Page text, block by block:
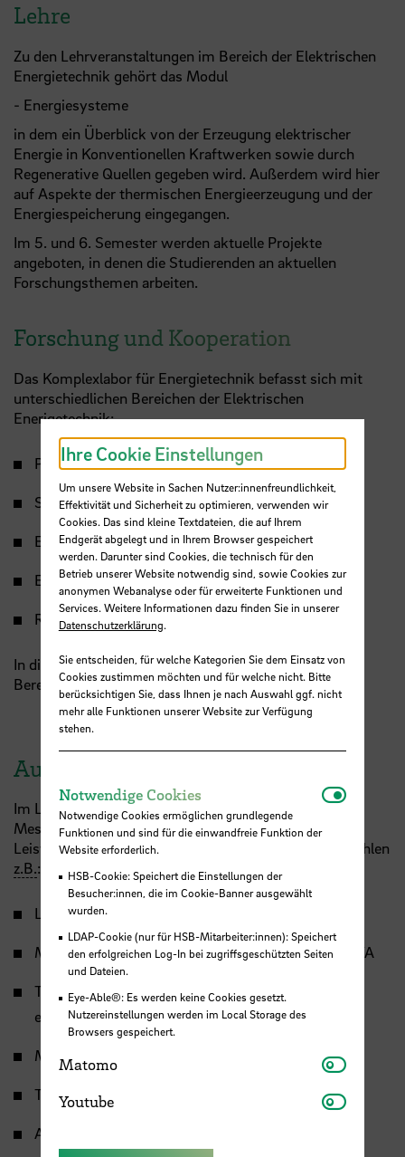
Lehre
Zu den Lehrveranstaltungen im Bereich der Elektrischen
Energietechnik gehört das Modul
- Energiesysteme
in dem ein Überblick von der Erzeugung elektrischer
Energie in Konventionellen Kraftwerken sowie durch
Regenerative Quellen gegeben wird. Außerdem wird hier
auf Aspekte der thermischen Energieerzeugung und der
Energiespeicherung eingegangen.
Im 5. und 6. Semester werden aktuelle Projekte
angeboten, in denen die Studierenden an aktuellen
Forschungsthemen arbeiten.
Forschung und Kooperation
Das Komplexlabor für Energietechnik befasst sich mit
unterschiedlichen Bereichen der Elektrischen
Enerigetechnik:
Photovoltaik
Solarthermie
Elektrische Energiespeicher
Energieumwandlung
Regenerative Energien
In diesen Bereichen finden auch laufend Aktivitäten im
Bereich Forschung und Entwicklung statt.
Ausstattung
Im Labor für Elektrische Energietechnik können
Messungen und Untersuchungen in vielen
Leistungsbereichen durchgeführt werden. Darunter zählen
z.B.:
Langzeit-Energiemessung bis zu 1 MVA Leistung
Messung Schein-, Wirk- und Blindleistung bis 1MVA
Transiente Strom- und Spannungsmessung bis zu
einer Grenzfrequenz von 200 kHz
Magnetfeld-Messungen
Thermografie-Aufnahmen
Auslegung und Dimensionierung von Speichern
Ihre Cookie Einstellungen
Um unsere Website in Sachen Nutzer:innenfreundlichkeit,
Effektivität und Sicherheit zu optimieren, verwenden wir
Cookies. Das sind kleine Textdateien, die auf Ihrem
Endgerät abgelegt und in Ihrem Browser gespeichert
werden. Darunter sind Cookies, die technisch für den
Betrieb unserer Website notwendig sind, sowie Cookies zur
anonymen Webanalyse oder für erweiterte Funktionen und
Services. Weitere Informationen dazu finden Sie in unserer
Datenschutzerklärung.
Sie entscheiden, für welche Kategorien Sie dem Einsatz von
Cookies zustimmen möchten und für welche nicht. Bitte
berücksichtigen Sie, dass Ihnen je nach Auswahl ggf. nicht
mehr alle Funktionen unserer Website zur Verfügung
stehen.
Notwendige Cookies
Notwendige Cookies ermöglichen grundlegende
Funktionen und sind für die einwandfreie Funktion der
Website erforderlich.
HSB-Cookie: Speichert die Einstellungen der
Besucher:innen, die im Cookie-Banner ausgewählt
wurden.
LDAP-Cookie (nur für HSB-Mitarbeiter:innen): Speichert
den erfolgreichen Log-In bei zugriffsgeschützten Seiten
und Dateien.
Eye-Able®: Es werden keine Cookies gesetzt.
Nutzereinstellungen werden im Local Storage des
Browsers gespeichert.
Matomo Matomo
Youtube Youtube